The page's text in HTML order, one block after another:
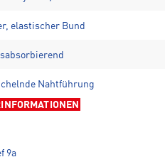
elastischer Bund
Nahtführung
9a